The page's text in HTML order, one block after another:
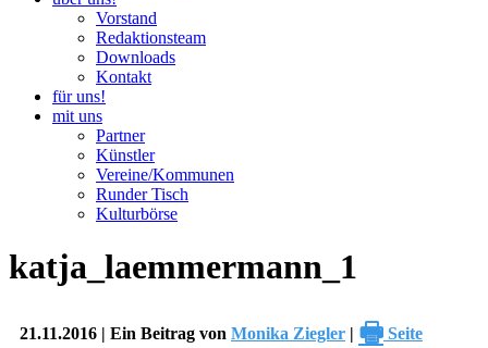
Vorstand
Redaktionsteam
Downloads
Kontakt
für uns!
mit uns
Partner
Künstler
Vereine/Kommunen
Runder Tisch
Kulturbörse
katja_laemmermann_1
21.11.2016 | Ein Beitrag von Monika Ziegler | 🖶 Seite